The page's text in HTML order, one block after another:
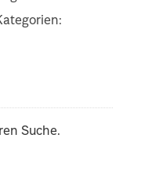
Suche.